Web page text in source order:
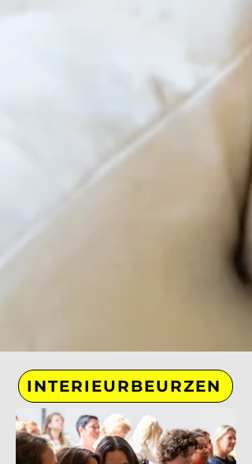
INTERIEURBEURZEN